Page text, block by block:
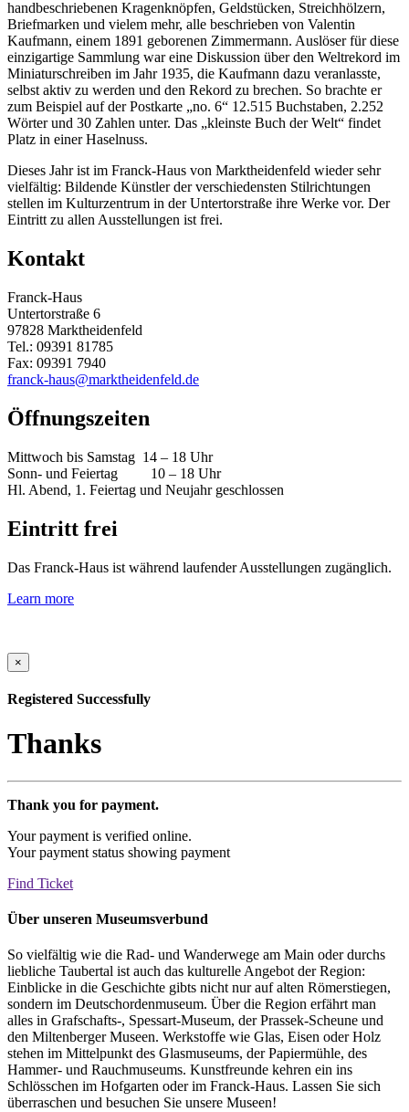
handbeschriebenen Kragenknöpfen, Geldstücken, Streichhölzern,
Briefmarken und vielem mehr, alle beschrieben von Valentin
Kaufmann, einem 1891 geborenen Zimmermann. Auslöser für diese
einzigartige Sammlung war eine Diskussion über den Weltrekord im
Miniaturschreiben im Jahr 1935, die Kaufmann dazu veranlasste,
selbst aktiv zu werden und den Rekord zu brechen. So brachte er
zum Beispiel auf der Postkarte „no. 6“ 12.515 Buchstaben, 2.252
Wörter und 30 Zahlen unter. Das „kleinste Buch der Welt“ findet
Platz in einer Haselnuss.
Dieses Jahr ist im Franck-Haus von Marktheidenfeld wieder sehr
vielfältig: Bildende Künstler der verschiedensten Stilrichtungen
stellen im Kulturzentrum in der Untertorstraße ihre Werke vor. Der
Eintritt zu allen Ausstellungen ist frei.
Kontakt
Franck-Haus
Untertorstraße 6
97828 Marktheidenfeld
Tel.: 09391 81785
Fax: 09391 7940
franck-haus@marktheidenfeld.de
Öffnungszeiten
Mittwoch bis Samstag 14 – 18 Uhr
Sonn- und Feiertag 10 – 18 Uhr
Hl. Abend, 1. Feiertag und Neujahr geschlossen
Eintritt frei
Das Franck-Haus ist während laufender Ausstellungen zugänglich.
Learn more
×
Registered Successfully
Thanks
Thank you for payment.
Your payment is verified online.
Your payment status showing payment
Find Ticket
Über unseren Museumsverbund
So vielfältig wie die Rad- und Wanderwege am Main oder durchs
liebliche Taubertal ist auch das kulturelle Angebot der Region:
Einblicke in die Geschichte gibts nicht nur auf alten Römerstiegen,
sondern im Deutschordenmuseum. Über die Region erfährt man
alles in Grafschafts-, Spessart-Museum, der Prassek-Scheune und
den Miltenberger Museen. Werkstoffe wie Glas, Eisen oder Holz
stehen im Mittelpunkt des Glasmuseums, der Papiermühle, des
Hammer- und Rauchmuseums. Kunstfreunde kehren ein ins
Schlösschen im Hofgarten oder im Franck-Haus. Lassen Sie sich
überraschen und besuchen Sie unsere Museen!